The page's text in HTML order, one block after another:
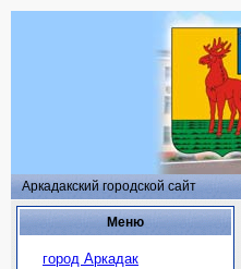
Аркадакский городской сайт
Меню
город Аркадак